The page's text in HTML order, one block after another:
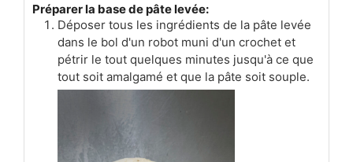
Préparer la base de pâte levée:
Déposer tous les ingrédients de la pâte levée
dans le bol d'un robot muni d'un crochet et
pétrir le tout quelques minutes jusqu'à ce que
tout soit amalgamé et que la pâte soit souple.